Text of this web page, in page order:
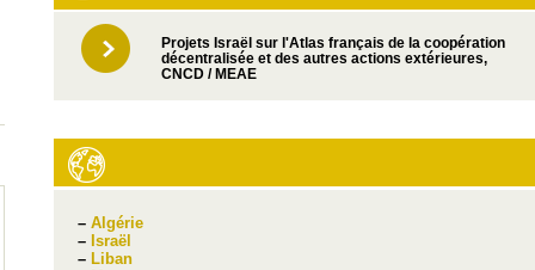
Projets Israël sur l'Atlas français de la coopération
décentralisée et des autres actions extérieures,
CNCD / MEAE
– Algérie
– Israël
– Liban